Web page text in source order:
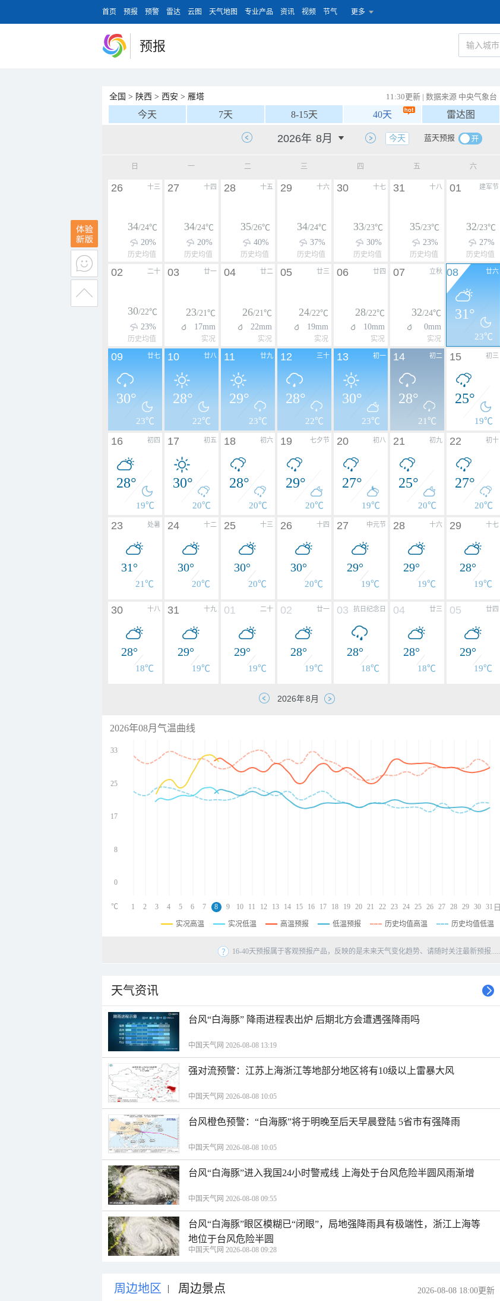
首页 预报 预警 雷达 云图 天气地图 专业产品 资讯 视频 节气 更多
预报
全国 > 陕西 > 西安 > 雁塔 11:30更新 | 数据来源 中央气象台
今天 7天 8-15天 40天 雷达图
蓝天预报
今天
日 一 二 三 四 五 六
十三
26
34/24℃
20%
历史均值
十四
27
34/24℃
20%
历史均值
十五
28
35/26℃
40%
历史均值
十六
29
34/24℃
37%
历史均值
十七
30
33/23℃
30%
历史均值
十八
31
35/23℃
23%
历史均值
建军节
01
32/23℃
27%
历史均值
二十
02
30/22℃
23%
历史均值
廿一
03
23/21℃
17mm
实况
廿二
04
26/21℃
22mm
实况
廿三
05
24/22℃
19mm
实况
廿四
06
28/22℃
10mm
实况
立秋
07
32/24℃
0mm
实况
廿六
08
31°
23℃
廿七
09
30°
23℃
廿八
10
28°
22℃
廿九
11
29°
23℃
三十
12
28°
22℃
初一
13
30°
23℃
初二
14
28°
21℃
初三
15
25°
19℃
初四
16
28°
19℃
初五
17
30°
20℃
初六
18
28°
20℃
七夕节
19
29°
20℃
初八
20
27°
19℃
初九
21
25°
20℃
初十
22
27°
20℃
处暑
23
31°
21℃
十二
24
30°
20℃
十三
25
30°
20℃
十四
26
30°
20℃
中元节
27
29°
19℃
十六
28
29°
19℃
十七
29
28°
19℃
十八
30
28°
18℃
十九
31
29°
19℃
二十
01
29°
19℃
廿一
02
28°
19℃
抗日纪念日
03
28°
18℃
廿三
04
28°
18℃
廿四
05
29°
19℃
2026年08月气温曲线
33
25
17
8
0
1 2 3 4 5 6 7 8 9 10 11 12 13 14 15 16 17 18 19 20 21 22 23 24 25 26 27 28 29 30 31
℃ 日
实况高温 实况低温 高温预报 低温预报 历史均值高温 历史均值低温
16-40天预报属于客观预报产品，反映的是未来天气变化趋势、请随时关注最新预报.....
天气资讯
台风“白海豚” 降雨进程表出炉 后期北方会遭遇强降雨吗
中国天气网 2026-08-08 13:19
强对流预警：江苏上海浙江等地部分地区将有10级以上雷暴大风
中国天气网 2026-08-08 10:05
台风橙色预警：“白海豚”将于明晚至后天早晨登陆 5省市有强降雨
中国天气网 2026-08-08 10:05
台风“白海豚”进入我国24小时警戒线 上海处于台风危险半圆风雨渐增
中国天气网 2026-08-08 09:55
台风“白海豚”眼区模糊已“闭眼”，局地强降雨具有极端性，浙江上海等
地位于台风危险半圆
中国天气网 2026-08-08 09:28
周边地区 | 周边景点 2026-08-08 18:00更新